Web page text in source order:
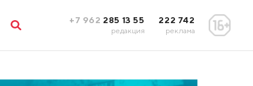
+7 962 285 13 55
редакция
222 742
реклама